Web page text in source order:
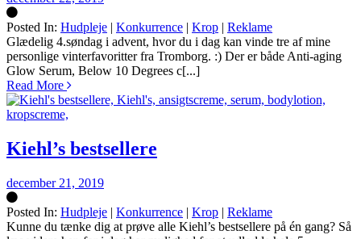
Posted In: Hudpleje | Konkurrence | Krop | Reklame
Silke
Glædelig 4.søndag i advent, hvor du i dag kan vinde tre af mine
personlige vinterfavoritter fra Tromborg. :) Der er både Anti-aging
Glow Serum, Below 10 Degrees c[...]
Read More
Kiehl’s bestsellere
december 21, 2019
Posted In: Hudpleje | Konkurrence | Krop | Reklame
Silke
Kunne du tænke dig at prøve alle Kiehl’s bestsellere på én gang? Så